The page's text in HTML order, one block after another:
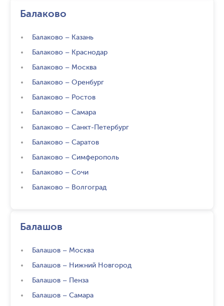
Балаково
Балаково – Казань
Балаково – Краснодар
Балаково – Москва
Балаково – Оренбург
Балаково – Ростов
Балаково – Самара
Балаково – Санкт-Петербург
Балаково – Саратов
Балаково – Симферополь
Балаково – Сочи
Балаково – Волгоград
Балашов
Балашов – Москва
Балашов – Нижний Новгород
Балашов – Пенза
Балашов – Самара